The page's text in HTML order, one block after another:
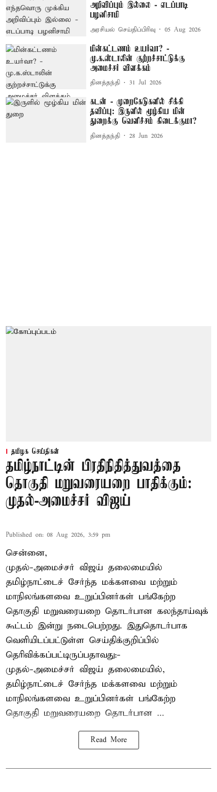
அறிவிப்பும் இல்லை - எடப்பாடி
பழனிசாமி
அரசியல் செய்திப்பிரிவு 05 Aug 2026
மின்கட்டணம் உயர்வா? -
மு.க.ஸ்டாலின் குற்றச்சாட்டுக்கு
அமைச்சர் விளக்கம்
தினத்தந்தி 31 Jul 2026
கடன் - முறைகேடுகளில் சிக்கி
தவிப்பு: இருளில் மூழ்கிய மின்
துறைக்கு வெளிச்சம் கிடைக்குமா?
தினத்தந்தி 28 Jun 2026
தமிழக செய்திகள்
தமிழ்நாட்டின் பிரதிநிதித்துவத்தை
தொகுதி மறுவரையறை பாதிக்கும்:
முதல்-அமைச்சர் விஜய்
Published on: 08 Aug 2026, 3:59 pm
சென்னை,
முதல்-அமைச்சர் விஜய் தலைமையில்
தமிழ்நாட்டைச் சேர்ந்த மக்களவை மற்றும்
மாநிலங்களவை உறுப்பினர்கள் பங்கேற்ற
தொகுதி மறுவரையறை தொடர்பான கலந்தாய்வுக்
கூட்டம் இன்று நடைபெற்றது. இதுதொடர்பாக
வெளியிடப்பட்டுள்ள செய்திக்குறிப்பில்
தெரிவிக்கப்பட்டிருப்பதாவது:-
முதல்-அமைச்சர் விஜய் தலைமையில்,
தமிழ்நாட்டைச் சேர்ந்த மக்களவை மற்றும்
மாநிலங்களவை உறுப்பினர்கள் பங்கேற்ற
தொகுதி மறுவரையறை தொடர்பான ...
Read More